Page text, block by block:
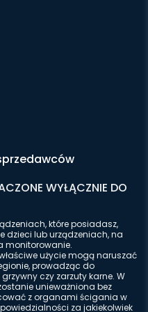
WYŁĄCZNIE DO
które posiadasz,
dzieci lub urządzeniach, na
monitorowanie.
użycie mogą naruszać
prowadząc do
czy zarzuty karne. W
unieważniona bez
z organami ścigania w
za jakiekolwiek